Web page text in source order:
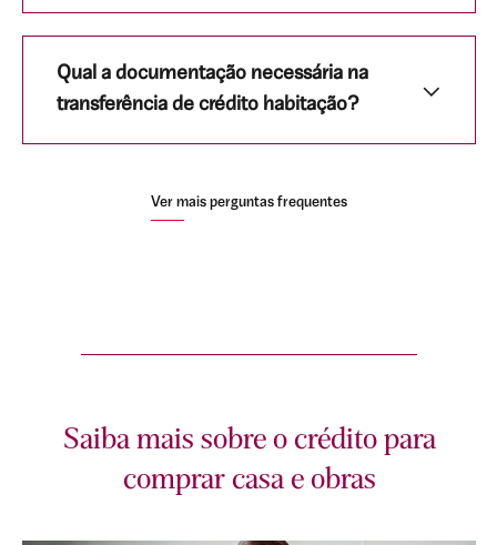
Qual a documentação necessária na
transferência de crédito habitação?
Ver mais perguntas frequentes
Saiba mais sobre o crédito para
comprar casa e obras